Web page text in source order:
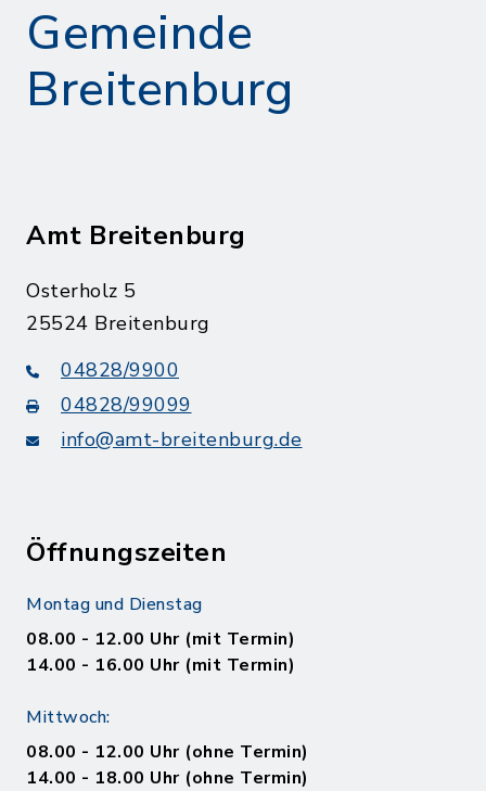
Gemeinde
Breitenburg
Amt Breitenburg
Osterholz 5
25524 Breitenburg
04828/9900
04828/99099
info@amt-breitenburg.de
Öffnungszeiten
Montag und Dienstag
08.00 - 12.00 Uhr (mit Termin)
14.00 - 16.00 Uhr (mit Termin)
Mittwoch:
08.00 - 12.00 Uhr (ohne Termin)
14.00 - 18.00 Uhr (ohne Termin)